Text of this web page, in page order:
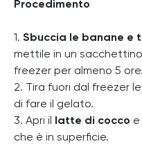
Procedimento
1. Sbuccia le banane e
mettile in un
freezer per almeno 5 ore.
2. Tira fuori dal freezer
di fare il gelato.
3. Apri il
latte di cocco e
che è in superficie.